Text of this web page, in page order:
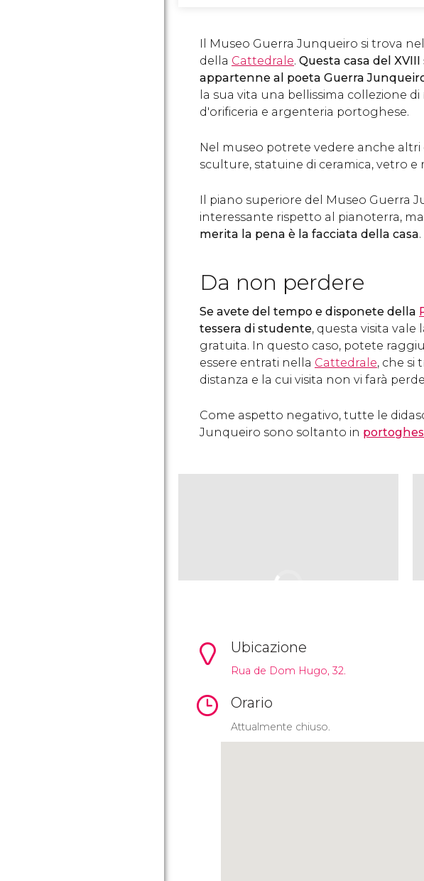
Il Museo Guerra Junqueiro si trova
della Cattedrale. Questa casa del
appartenne al poeta Guerra
la sua vita una bellissima collezione
d'orificeria e argenteria portoghese.
Nel museo potrete vedere anche
sculture, statuine di ceramica, vetro e
Il piano superiore del Museo Guerra
interessante rispetto al pianoterra, ma
merita la pena è la facciata della casa.
Da non perdere
Se avete del tempo e disponete della
tessera di studente, questa visita vale
gratuita. In questo caso, potete
essere entrati nella Cattedrale, che si
distanza e la cui visita non vi farà
Come aspetto negativo, tutte le
Junqueiro sono soltanto in
Ubicazione
Rua de Dom Hugo, 32.
Orario
Attualmente chiuso.